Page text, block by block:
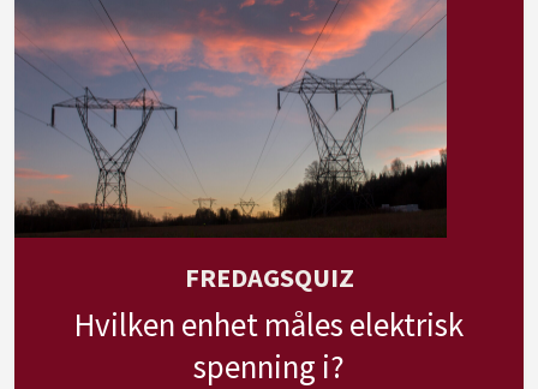
FREDAGSQUIZ
Hvilken enhet måles elektrisk
spenning i?